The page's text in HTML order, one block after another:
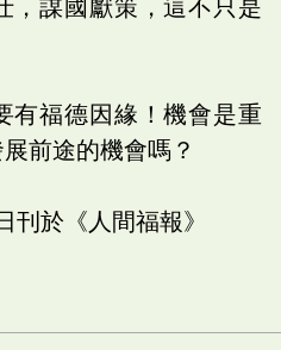
，謀國獻策，這不只是
有福德因緣！機會是重
前途的機會嗎？
於《人間福報》